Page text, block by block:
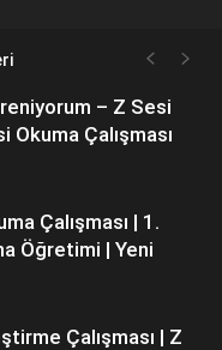
– Z Sesi
Çalışması
Çalışması | 1.
Öğretimi | Yeni
Çalışması | Z